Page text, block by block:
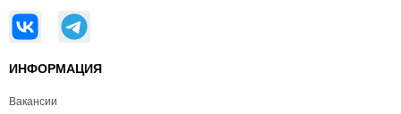
ИНФОРМАЦИЯ
Вакансии